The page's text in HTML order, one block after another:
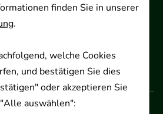
finden Sie in unserer
.
welche Cookies
und bestätigen Sie dies
oder akzeptieren Sie
auswählen":